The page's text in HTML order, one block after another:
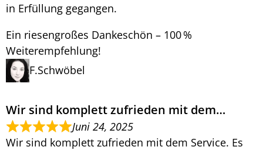
in Erfüllung gegangen.
Ein riesengroßes Dankeschön – 100 %
Weiterempfehlung!
F.Schwöbel
Wir sind komplett zufrieden mit dem…
Juni 24, 2025
Wir sind komplett zufrieden mit dem Service. Es